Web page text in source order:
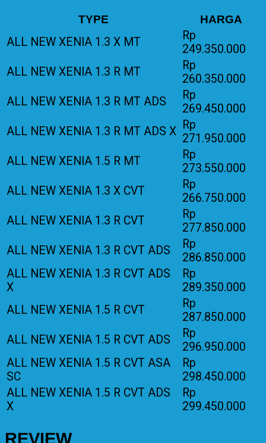
TYPE HARGA
ALL NEW XENIA 1.3 X MT
Rp
249.350.000
ALL NEW XENIA 1.3 R MT
Rp
260.350.000
ALL NEW XENIA 1.3 R MT ADS
Rp
269.450.000
ALL NEW XENIA 1.3 R MT ADS X Rp
271.950.000
ALL NEW XENIA 1.5 R MT
Rp
273.550.000
ALL NEW XENIA 1.3 X CVT
Rp
266.750.000
ALL NEW XENIA 1.3 R CVT
Rp
277.850.000
ALL NEW XENIA 1.3 R CVT ADS
Rp
286.850.000
ALL NEW XENIA 1.3 R CVT ADS
X
Rp
289.350.000
ALL NEW XENIA 1.5 R CVT
Rp
287.850.000
ALL NEW XENIA 1.5 R CVT ADS
Rp
296.950.000
ALL NEW XENIA 1.5 R CVT ASA
SC
Rp
298.450.000
ALL NEW XENIA 1.5 R CVT ADS
X
Rp
299.450.000
REVIEW